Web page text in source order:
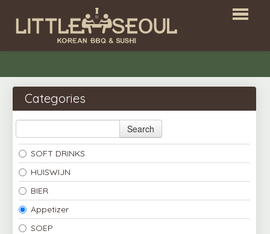
HOME
RESERVATIONS
WEBSHOP
ALL YOU CAN EAT
LOGIN
CONTACT
Categories
Search
SOFT DRINKS
HUISWIJN
BIER
Appetizer
SOEP